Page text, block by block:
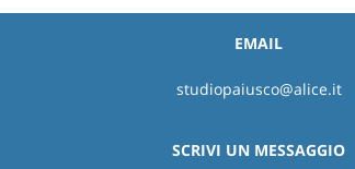
EMAIL
studiopaiusco@alice.it
SCRIVI UN MESSAGGIO